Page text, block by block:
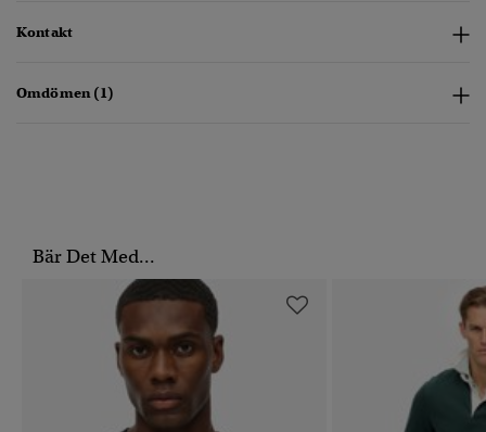
Kontakt
Omdömen (1)
Bär Det Med...